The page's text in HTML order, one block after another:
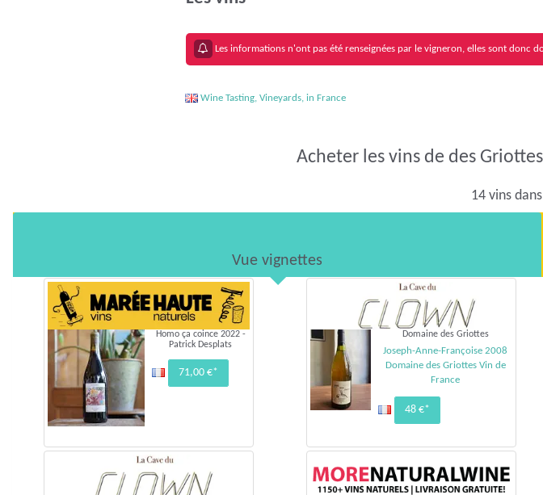
Les informations n'ont pas été renseignées par le vigneron, elles sont donc
Wine Tasting, Vineyards, in France
Acheter les vins de des
14 vins
Vue vignettes
Homo ça coince 2022 -
Patrick Desplats
71,00 €*
Domaine des Griottes
Joseph-Anne-Françoise 2008
Domaine des Griottes Vin de
France
48 €*